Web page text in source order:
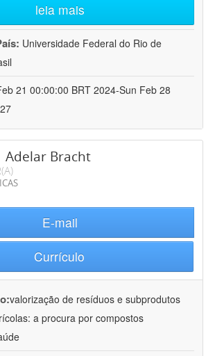
leia mais
Universidade Federal do Rio de
21 00:00:00 BRT 2024-Sun Feb 28
Adelar Bracht
E-mail
Currículo
valorização de resíduos e subprodutos
a procura por compostos